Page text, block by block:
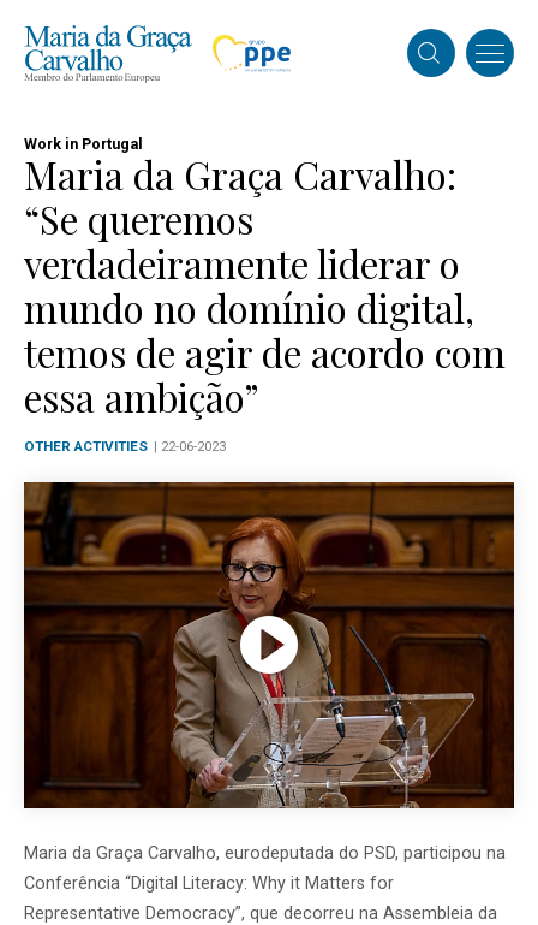
Work in Portugal
Maria da Graça Carvalho:
“Se queremos
verdadeiramente liderar o
mundo no domínio digital,
temos de agir de acordo com
essa ambição”
OTHER ACTIVITIES | 22-06-2023
Maria da Graça Carvalho, eurodeputada do PSD, participou na
Conferência “Digital Literacy: Why it Matters for
Representative Democracy”, que decorreu na Assembleia da